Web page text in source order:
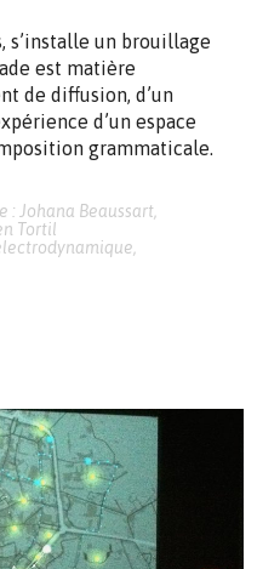
s’installe un brouillage
est matière
de diffusion, d’un
d’un espace
grammaticale.
Johana Beaussart,
Tortil